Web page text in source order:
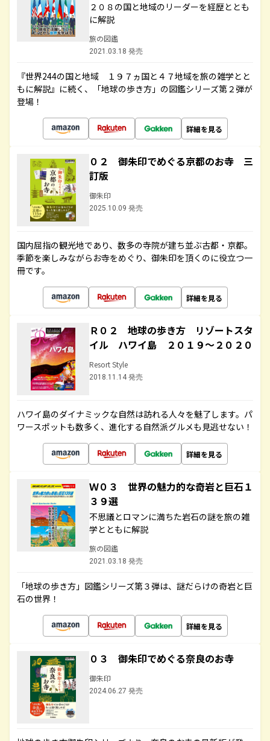
２０８の国と地域のリーダーを経歴ととも
に解説
旅の図鑑
2021.03.18 発売
『世界244の国と地域 １９７ヵ国と４７地域を旅の雑学とと
もに解説』に続く、「地球の歩き方」の図鑑シリーズ第２弾が
登場！
詳細を見る
０２ 御朱印でめぐる京都のお寺 三
訂版
御朱印
2025.10.09 発売
国内屈指の観光地であり、数多の寺院が建ち並ぶ古都・京都。
季節を楽しみながらお寺をめぐり、御朱印を頂くのに役立つ一
冊です。
詳細を見る
Ｒ０２ 地球の歩き方 リゾートスタ
イル ハワイ島 ２０１９～２０２０
Resort Style
2018.11.14 発売
ハワイ島のダイナミックな自然は訪れる人々を魅了します。パ
ワースポットも数多く、進化する自然派グルメも見逃せない！
詳細を見る
Ｗ０３ 世界の魅力的な奇岩と巨石１
３９選
不思議とロマンに満ちた岩石の謎を旅の雑
学とともに解説
旅の図鑑
2021.03.18 発売
「地球の歩き方」図鑑シリーズ第３弾は、謎だらけの奇岩と巨
石の世界！
詳細を見る
０３ 御朱印でめぐる奈良のお寺
御朱印
2024.06.27 発売